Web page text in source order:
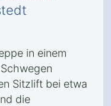
in einem
Sitzlift bei etwa
die